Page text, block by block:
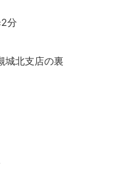
分
城北支店の裏